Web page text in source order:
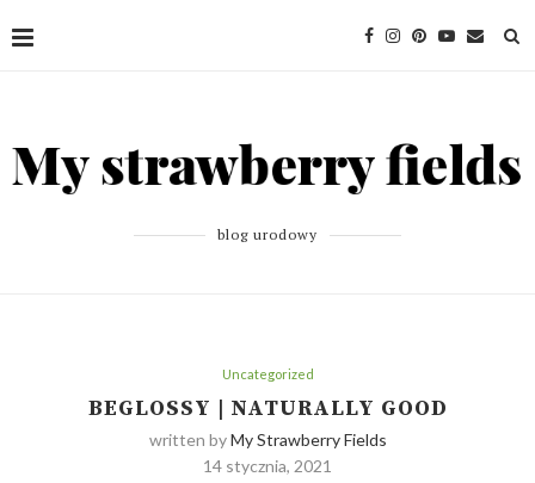
blog urodowy
Uncategorized
BEGLOSSY | NATURALLY GOOD
written byMy Strawberry Fields
14 stycznia, 2021